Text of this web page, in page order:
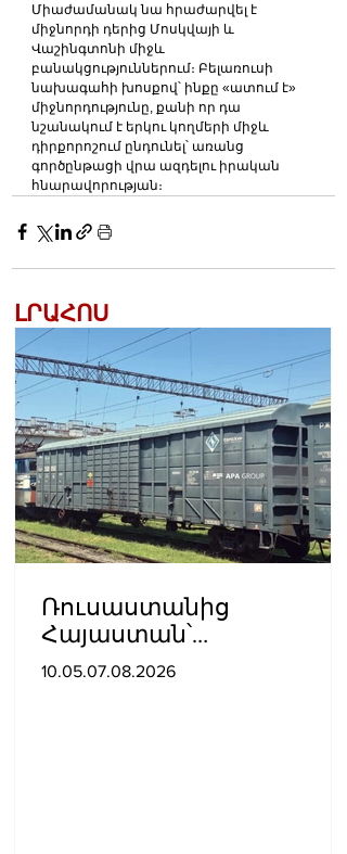
Միաժամանակ նա հրաժարվել է
միջնորդի դերից Մոսկվայի և
Վաշինգտոնի միջև
բանակցություններում։ Բելառուսի
նախագահի խոսքով՝ ինքը «ատում է»
միջնորդությունը, քանի որ դա
նշանակում է երկու կողմերի միջև
դիրքորոշում ընդունել՝ առանց
գործընթացի վրա ազդելու իրական
հնարավորության։
ԼՐԱՀՈՍ
Ռուսաստանից
Հայաստան՝
Ադրբեջանով
10.05.07.08.2026